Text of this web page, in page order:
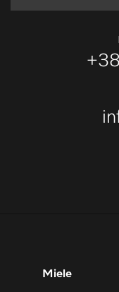
Miele